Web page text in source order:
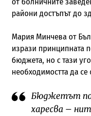
райони достъпът до
Мария Минчева от
изрази принципната
бюджета, но с тази
необходимостта да
Бюджетът по
харесва –